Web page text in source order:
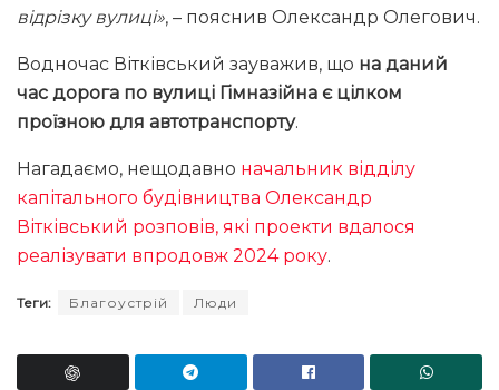
відрізку вулиці», – пояснив Олександр Олегович.
Водночас Вітківський зауважив, що на даний
час дорога по вулиці Гімназійна є цілком
проїзною для автотранспорту.
Нагадаємо, нещодавно начальник відділу
капітального будівництва Олександр
Вітківський розповів, які проекти вдалося
реалізувати впродовж 2024 року.
Теги: Благоустрій Люди